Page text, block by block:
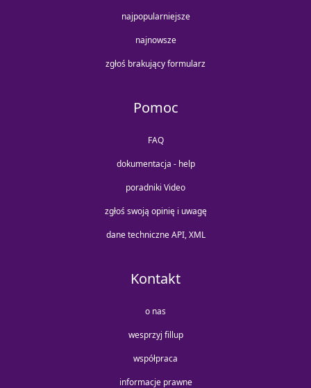
najpopularniejsze
najnowsze
zgłoś brakujący formularz
Pomoc
FAQ
dokumentacja - help
poradniki Video
zgłoś swoją opinię i uwagę
dane techniczne API, XML
Kontakt
o nas
wesprzyj fillup
współpraca
informacje prawne